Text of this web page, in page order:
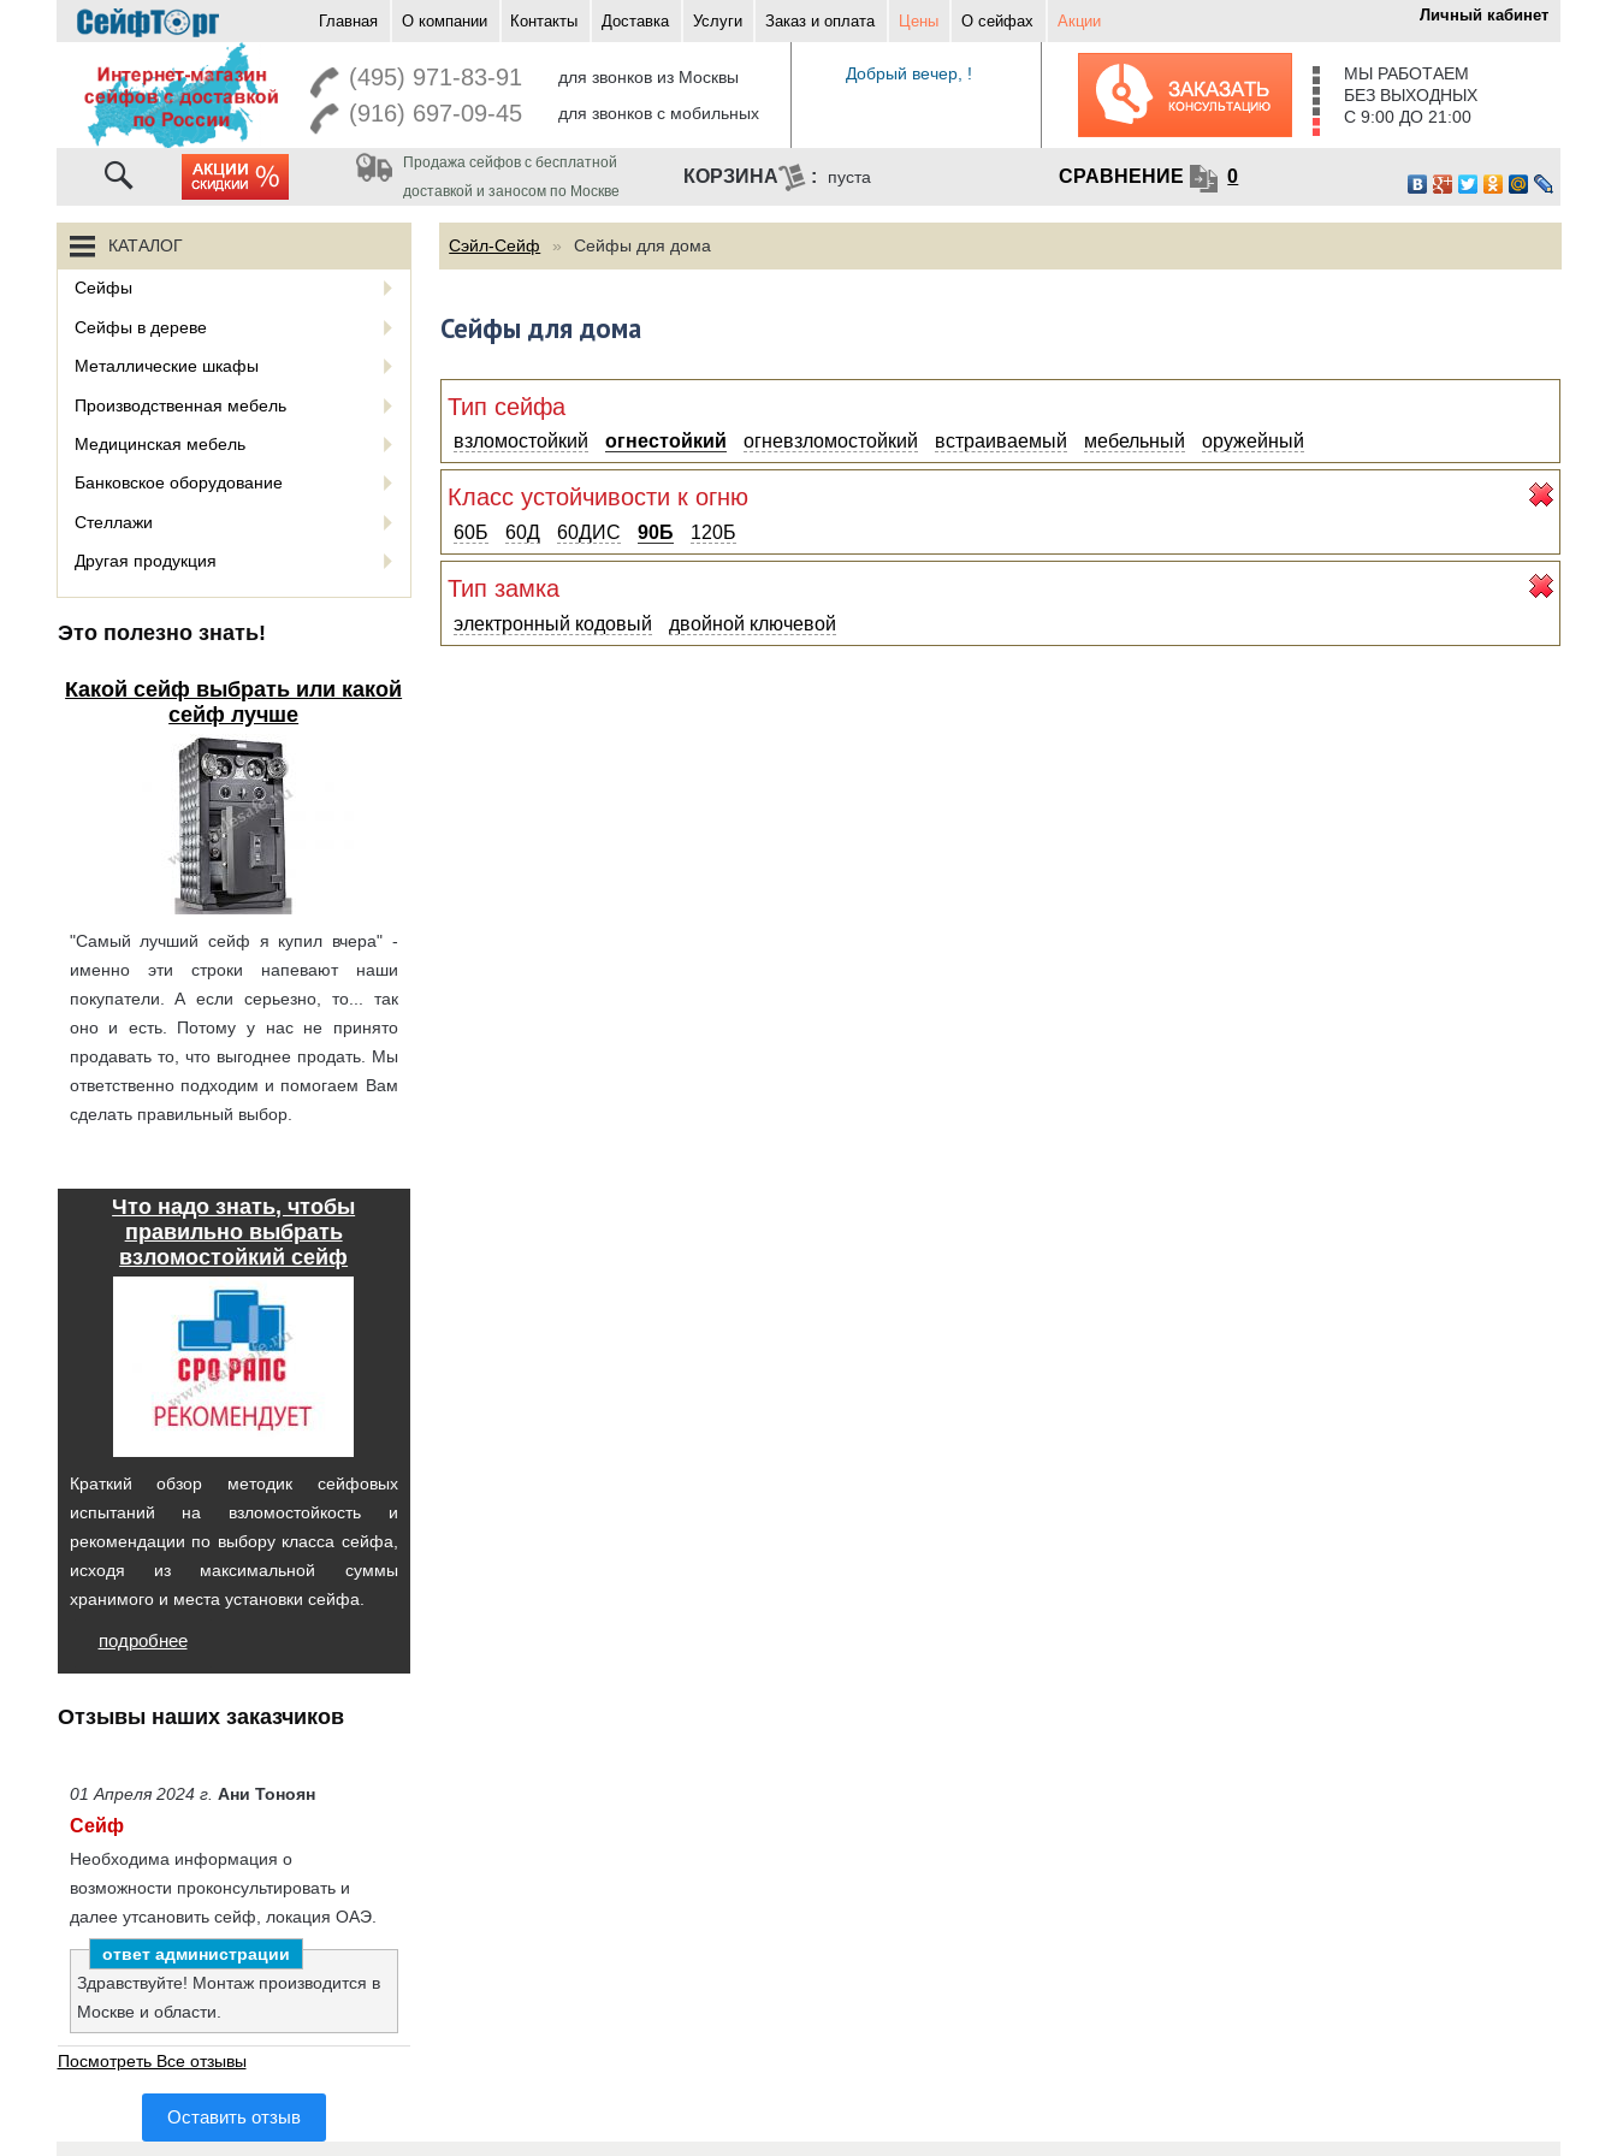
Главная О компании Контакты Доставка Услуги Заказ и оплата Цены О сейфах Акции Личный кабинет
(495) 971-83-91 для звонков из Москвы
(916) 697-09-45 для звонков с мобильных
Добрый вечер, !
МЫ РАБОТАЕМ
БЕЗ ВЫХОДНЫХ
С 9:00 ДО 21:00
акции
Продажа сейфов с бесплатной
доставкой и заносом по Москве
пуста СРАВНЕНИЕ 0
Сэйл-Сейф Сейфы для дома
Сейфы для дома
Тип сейфа
взломостойкий огнестойкий огневзломостойкий встраиваемый мебельный оружейный
Класс устойчивости к огню
60Б 60Д 60ДИС 90Б 120Б
Тип замка
электронный кодовый двойной ключевой
КАТАЛОГ
Сейфы
Сейфы в дереве
Металлические шкафы
Производственная мебель
Медицинская мебель
Банковское оборудование
Стеллажи
Другая продукция
Это полезно знать!
Какой сейф выбрать или какой
сейф лучше
"Самый лучший сейф я купил вчера" -
именно эти строки напевают наши
покупатели. А если серьезно, то... так
оно и есть. Потому у нас не принято
продавать то, что выгоднее продать. Мы
ответственно подходим и помогаем Вам
сделать правильный выбор.
Что надо знать, чтобы
правильно выбрать
взломостойкий сейф
Краткий обзор методик сейфовых
испытаний на взломостойкость и
рекомендации по выбору класса сейфа,
исходя из максимальной суммы
хранимого и места установки сейфа.
подробнее
Отзывы наших заказчиков
01 Апреля 2024 г. Ани Тоноян
Сейф
Необходима информация о
возможности проконсультировать и
далее утсановить сейф, локация ОАЭ.
Здравствуйте! Монтаж производится в
Москве и области.
Посмотреть Все отзывы
Оставить отзыв